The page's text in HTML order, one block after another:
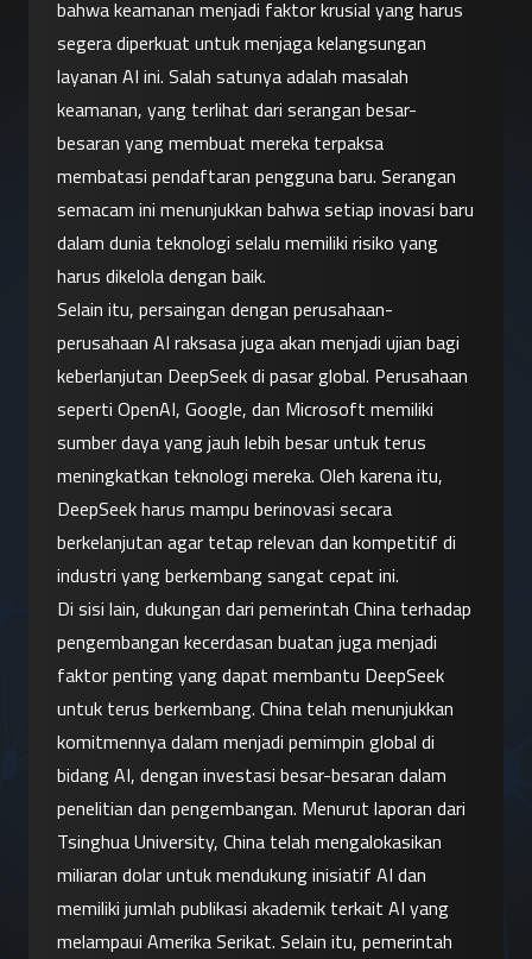
bahwa keamanan menjadi faktor krusial yang harus
segera diperkuat untuk menjaga kelangsungan
layanan AI ini. Salah satunya adalah masalah
keamanan, yang terlihat dari serangan besar-
besaran yang membuat mereka terpaksa
membatasi pendaftaran pengguna baru. Serangan
semacam ini menunjukkan bahwa setiap inovasi baru
dalam dunia teknologi selalu memiliki risiko yang
harus dikelola dengan baik.
Selain itu, persaingan dengan perusahaan-
perusahaan AI raksasa juga akan menjadi ujian bagi
keberlanjutan DeepSeek di pasar global. Perusahaan
seperti OpenAI, Google, dan Microsoft memiliki
sumber daya yang jauh lebih besar untuk terus
meningkatkan teknologi mereka. Oleh karena itu,
DeepSeek harus mampu berinovasi secara
berkelanjutan agar tetap relevan dan kompetitif di
industri yang berkembang sangat cepat ini.
Di sisi lain, dukungan dari pemerintah China terhadap
pengembangan kecerdasan buatan juga menjadi
faktor penting yang dapat membantu DeepSeek
untuk terus berkembang. China telah menunjukkan
komitmennya dalam menjadi pemimpin global di
bidang AI, dengan investasi besar-besaran dalam
penelitian dan pengembangan. Menurut laporan dari
Tsinghua University, China telah mengalokasikan
miliaran dolar untuk mendukung inisiatif AI dan
memiliki jumlah publikasi akademik terkait AI yang
melampaui Amerika Serikat. Selain itu, pemerintah